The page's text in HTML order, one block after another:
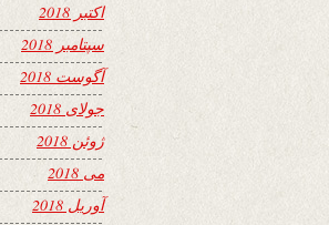
اکتبر 2018
سپتامبر 2018
آگوست 2018
جولای 2018
ژوئن 2018
می 2018
آوریل 2018